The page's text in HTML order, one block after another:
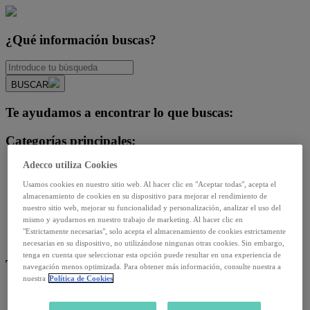
¿Qué información buscas?
BUSCAR
Te ayudamos a encontrar lo que buscas:
Categorías principales:
-Opinión del experto-
Diversidad e igualdad
Empleo y relaciones laborales
Futuro del trabajo y tecnología
Salud y prevención
Talento y formación
Temas de actualidad:
Adecco utiliza Cookies
Usamos cookies en nuestro sitio web. Al hacer clic en "Aceptar todas", acepta el
almacenamiento de cookies en su dispositivo para mejorar el rendimiento de
nuestro sitio web, mejorar su funcionalidad y personalización, analizar el uso del
mismo y ayudarnos en nuestro trabajo de marketing. Al hacer clic en
"Estrictamente necesarias", solo acepta el almacenamiento de cookies estrictamente
necesarias en su dispositivo, no utilizándose ningunas otras cookies. Sin embargo,
tenga en cuenta que seleccionar esta opción puede resultar en una experiencia de
navegación menos optimizada. Para obtener más información, consulte nuestra a
nuestra Política de Cookies